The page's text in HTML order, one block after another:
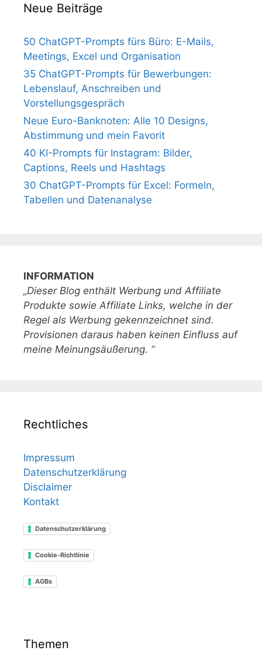
Neue Beiträge
50 ChatGPT-Prompts fürs Büro: E-Mails,
Meetings, Excel und Organisation
35 ChatGPT-Prompts für Bewerbungen:
Lebenslauf, Anschreiben und
Vorstellungsgespräch
Neue Euro-Banknoten: Alle 10 Designs,
Abstimmung und mein Favorit
40 KI-Prompts für Instagram: Bilder,
Captions, Reels und Hashtags
30 ChatGPT-Prompts für Excel: Formeln,
Tabellen und Datenanalyse
INFORMATION
„Dieser Blog enthält Werbung und Affiliate
Produkte sowie Affiliate Links, welche in der
Regel als Werbung gekennzeichnet sind.
Provisionen daraus haben keinen Einfluss auf
meine Meinungsäußerung. “
Rechtliches
Impressum
Datenschutzerklärung
Disclaimer
Kontakt
Datenschutzerklärung
Cookie-Richtlinie
AGBs
Themen